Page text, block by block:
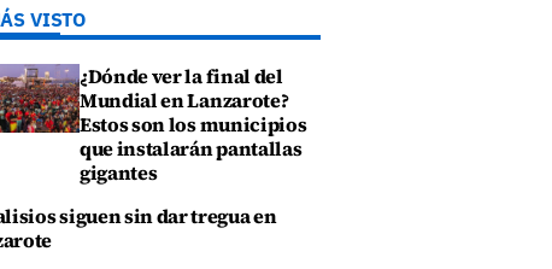
VISTO
¿Dónde ver la final del
Mundial en Lanzarote?
Estos son los municipios
que instalarán pantallas
gigantes
siguen sin dar tregua en